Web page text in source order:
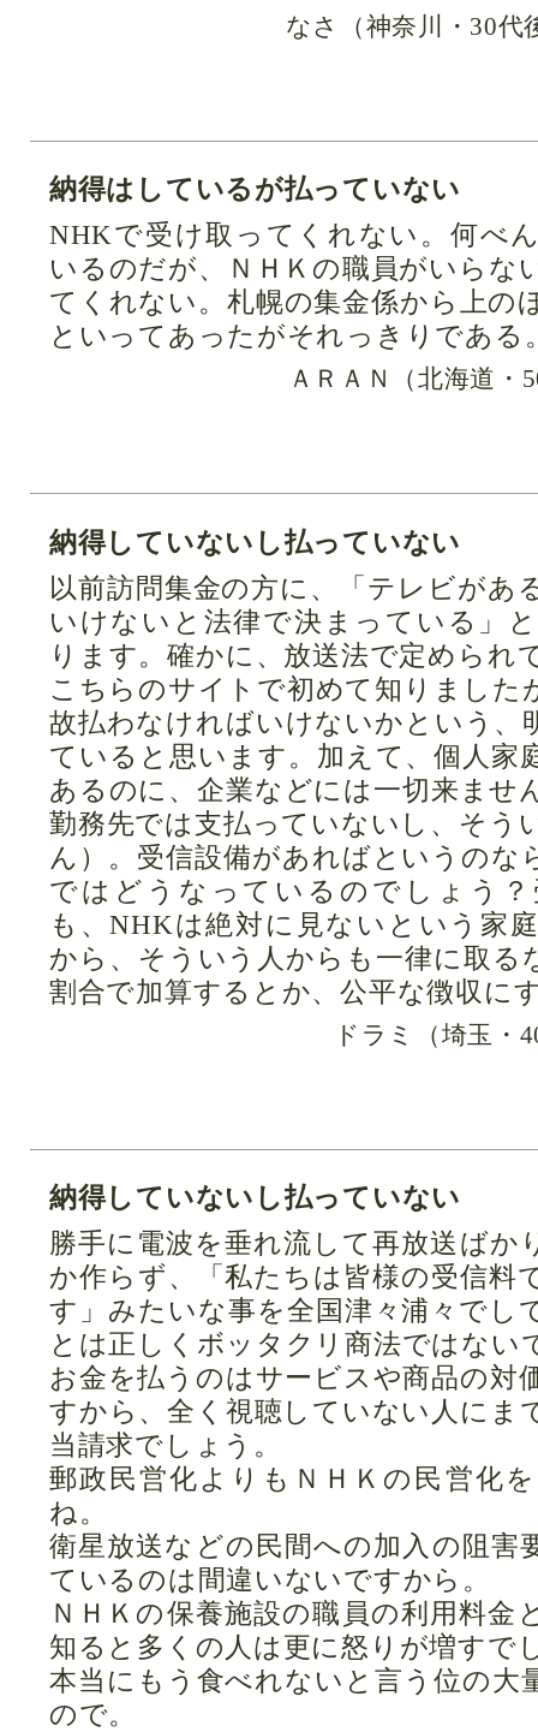
なさ（神奈川・30代
納得はしているが払っていない
NHKで受け取ってくれない。何べ
いるのだが、ＮＨＫの職員がいらな
てくれない。札幌の集金係から上の
といってあったがそれっきりである
ＡＲＡＮ（北海道・
納得していないし払っていない
以前訪問集金の方に、「テレビがあ
いけないと法律で決まっている」
ります。確かに、放送法で定められ
こちらのサイトで初めて知りました
故払わなければいけないかという、
ていると思います。加えて、個人家
あるのに、企業などには一切来ませ
勤務先では支払っていないし、そう
ん）。受信設備があればというのな
ではどうなっているのでしょう
も、NHKは絶対に見ないという家
から、そういう人からも一律に取る
割合で加算するとか、公平な徴収に
ドラミ（埼玉・
納得していないし払っていない
勝手に電波を垂れ流して再放送ばか
か作らず、「私たちは皆様の受信料
す」みたいな事を全国津々浦々でし
とは正しくボッタクリ商法ではない
お金を払うのはサービスや商品の対
すから、全く視聴していない人にま
当請求でしょう。
郵政民営化よりもＮＨＫの民営化
ね。
衛星放送などの民間への加入の阻害
ているのは間違いないですから。
ＮＨＫの保養施設の職員の利用料金
知ると多くの人は更に怒りが増すで
本当にもう食べれないと言う位の大
ので。